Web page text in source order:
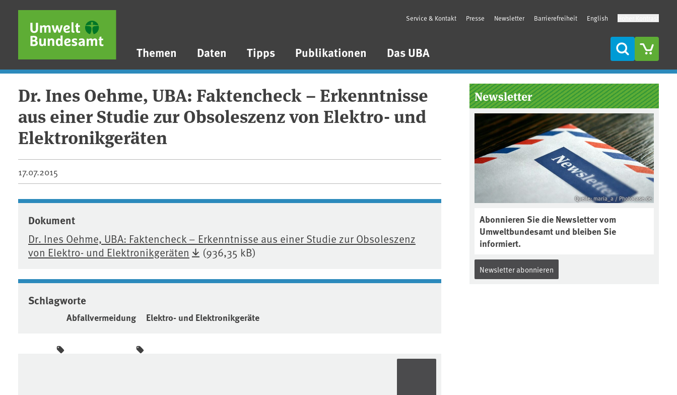
Direkt zum Inhalt
Direkt zum Hauptmenü
Direkt zur Fußzeile
Themen Daten Tipps Publikationen Das UBA
Service & Kontakt Presse Newsletter Barrierefreiheit English
Suche
Dr. Ines Oehme, UBA: Faktencheck – Erkenntnisse
aus einer Studie zur Obsoleszenz von Elektro- und
Elektronikgeräten
17.07.2015
Dokument
Dr. Ines Oehme, UBA: Faktencheck – Erkenntnisse aus einer Studie zur Obsoleszenz
von Elektro- und Elektronikgeräten
(936,35 kB)
Schlagworte
Abfallvermeidung Elektro- und Elektronikgeräte
Seitenleiste
Newsletter
Quelle: maria_a / Photocase.de
Abonnieren Sie die Newsletter vom
Umweltbundesamt und bleiben Sie
informiert.
Newsletter abonnieren